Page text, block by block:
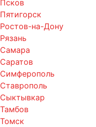
Псков
Пятигорск
Ростов-на-Дону
Рязань
Самара
Саратов
Симферополь
Ставрополь
Сыктывкар
Тамбов
Томск